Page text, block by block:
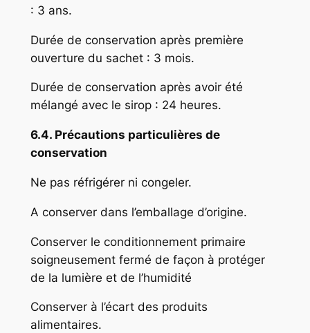
: 3 ans.
Durée de conservation après première
ouverture du sachet : 3 mois.
Durée de conservation après avoir été
mélangé avec le sirop : 24 heures.
6.4. Précautions particulières de
conservation
Ne pas réfrigérer ni congeler.
A conserver dans l’emballage d’origine.
Conserver le conditionnement primaire
soigneusement fermé de façon à protéger
de la lumière et de l’humidité
Conserver à l’écart des produits
alimentaires.